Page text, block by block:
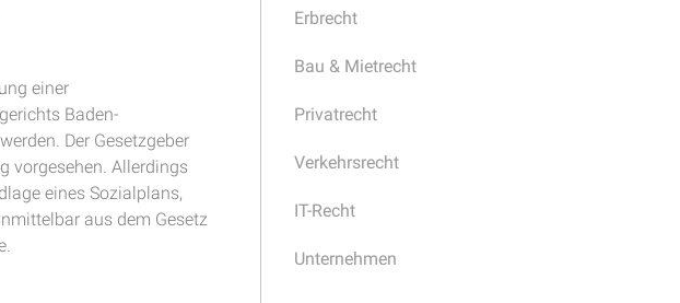
Erbrecht
Bau & Mietrecht
Privatrecht
Verkehrsrecht
IT-Recht
Unternehmen
einer
Baden-
Der Gesetzgeber
vorgesehen. Allerdings
eines Sozialplans,
aus dem Gesetz